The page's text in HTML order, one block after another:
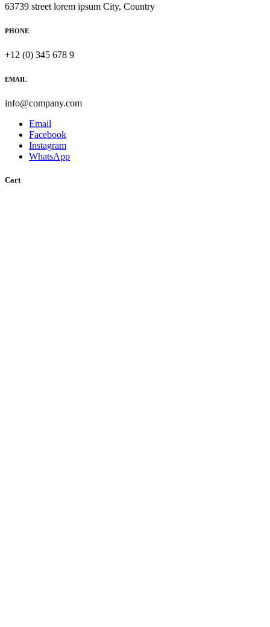
63739 street lorem ipsum City, Country
PHONE
+12 (0) 345 678 9
EMAIL
info@company.com
Email
Facebook
Instagram
WhatsApp
Cart